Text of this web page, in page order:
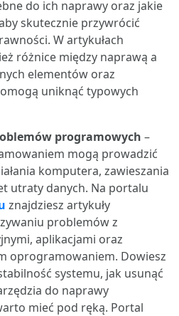
do ich naprawy oraz jakie
skutecznie przywrócić
W artykułach
różnice między naprawą a
elementów oraz
uniknąć typowych
programowych –
mogą prowadzić
komputera, zawieszania
utraty danych. Na portalu
znajdziesz artykuły
problemów z
aplikacjami oraz
oprogramowaniem. Dowiesz
systemu, jak usunąć
do naprawy
mieć pod ręką. Portal